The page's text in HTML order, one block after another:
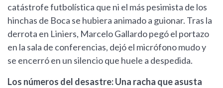
catástrofe futbolística que ni el más pesimista de los
hinchas de Boca se hubiera animado a guionar. Tras la
derrota en Liniers, Marcelo Gallardo pegó el portazo
en la sala de conferencias, dejó el micrófono mudo y
se encerró en un silencio que huele a despedida.
Los números del desastre: Una racha que asusta